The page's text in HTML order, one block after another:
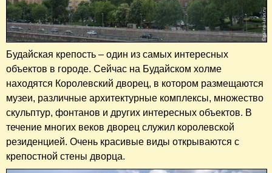
Будайская крепость – один из самых интересных
объектов в городе. Сейчас на Будайском холме
находятся Королевский дворец, в котором размещаются
музеи, различные архитектурные комплексы, множество
скульптур, фонтанов и других интересных объектов. В
течение многих веков дворец служил королевской
резиденцией. Очень красивые виды открываются с
крепостной стены дворца.